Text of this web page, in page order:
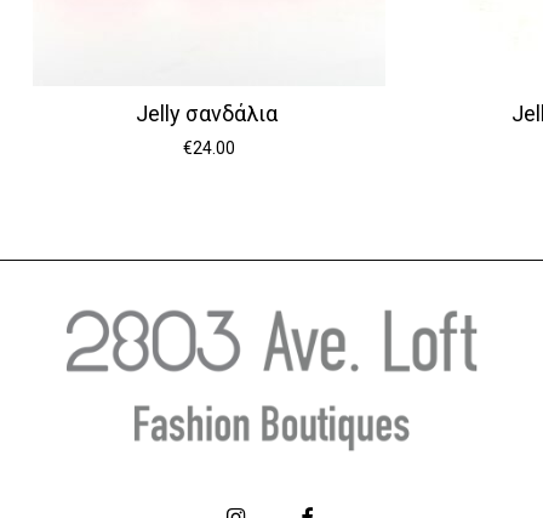
Jelly σανδάλια
€24.00